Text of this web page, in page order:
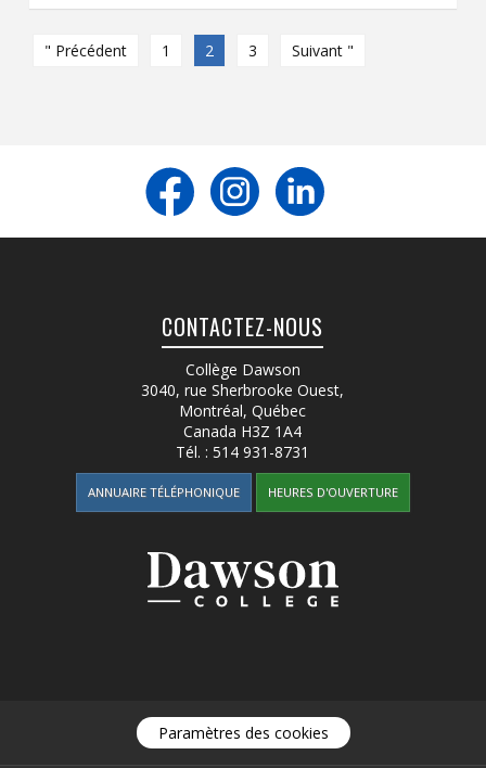
" Précédent 1 2 3 Suivant "
CONTACTEZ-NOUS
Collège Dawson
3040, rue Sherbrooke Ouest,
Montréal, Québec
Canada H3Z 1A4
Tél. :514 931-8731
ANNUAIRE TÉLÉPHONIQUE HEURES D'OUVERTURE
Paramètres des cookies